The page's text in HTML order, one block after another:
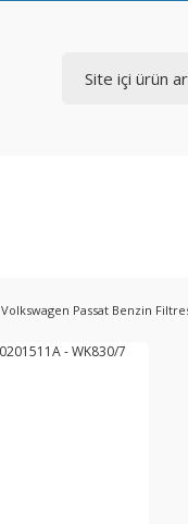
Volkswagen Passat Benzin